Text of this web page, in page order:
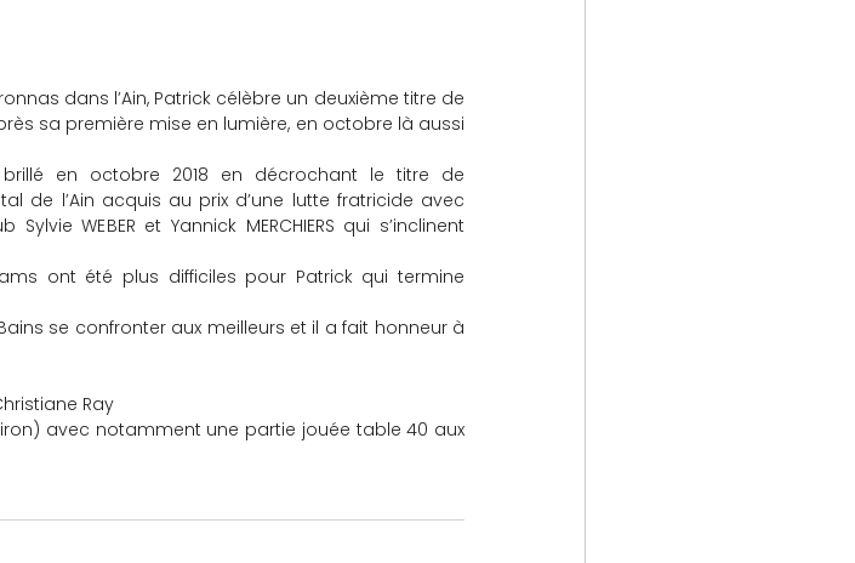
dans l’Ain, Patrick célèbre un deuxième titre de
sa première mise en lumière, en octobre là aussi
en octobre 2018 en décrochant le titre de
de l’Ain acquis au prix d’une lutte fratricide avec
WEBER et Yannick MERCHIERS qui s’inclinent
ont été plus difficiles pour Patrick qui termine
se confronter aux meilleurs et il a fait honneur à
Ray
avec notamment une partie jouée table 40 aux